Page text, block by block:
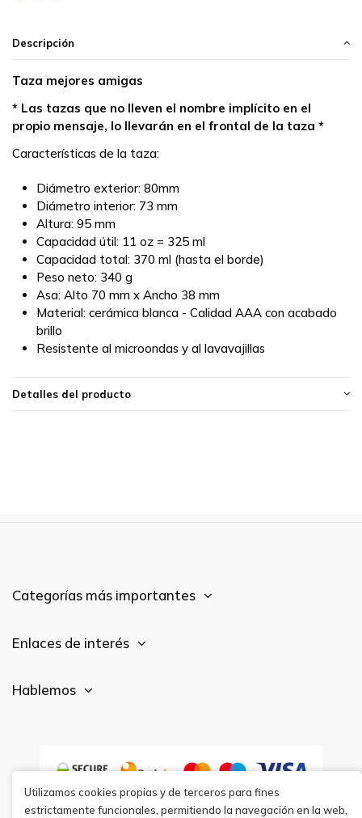
Descripción
Taza mejores amigas
* Las tazas que no lleven el nombre implícito en el
propio mensaje, lo llevarán en el frontal de la taza *
Características de la taza:
Diámetro exterior: 80mm
Diámetro interior: 73 mm
Altura: 95 mm
Capacidad útil: 11 oz = 325 ml
Capacidad total: 370 ml (hasta el borde)
Peso neto: 340 g
Asa: Alto 70 mm x Ancho 38 mm
Material: cerámica blanca - Calidad AAA con acabado
brillo
Resistente al microondas y al lavavajillas
Detalles del producto
Categorías más importantes
Enlaces de interés
Hablemos
Utilizamos cookies propias y de terceros para fines
estrictamente funcionales, permitiendo la navegación en la web,